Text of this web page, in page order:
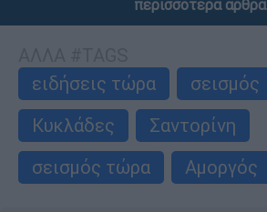
περισσότερα άρθρα
ειδήσεις τώρα
σεισμός
Κυκλάδες
Σαντορίνη
σεισμός τώρα
Αμοργός